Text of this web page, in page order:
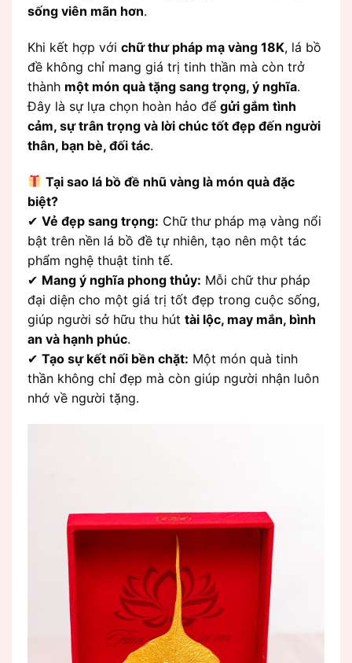
sống viên mãn hơn.
Khi kết hợp với chữ thư pháp mạ vàng 18K, lá bồ
đề không chỉ mang giá trị tinh thần mà còn trở
thành một món quà tặng sang trọng, ý nghĩa.
Đây là sự lựa chọn hoàn hảo để gửi gắm tình
cảm, sự trân trọng và lời chúc tốt đẹp đến người
thân, bạn bè, đối tác.
Tại sao lá bồ đề nhũ vàng là món quà đặc
biệt?
✔ Vẻ đẹp sang trọng: Chữ thư pháp mạ vàng nổi
bật trên nền lá bồ đề tự nhiên, tạo nên một tác
phẩm nghệ thuật tinh tế.
✔ Mang ý nghĩa phong thủy: Mỗi chữ thư pháp
đại diện cho một giá trị tốt đẹp trong cuộc sống,
giúp người sở hữu thu hút tài lộc, may mắn, bình
an và hạnh phúc.
✔ Tạo sự kết nối bền chặt: Một món quà tinh
thần không chỉ đẹp mà còn giúp người nhận luôn
nhớ về người tặng.